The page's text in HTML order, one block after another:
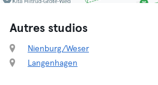
Autres studios
Nienburg/Weser
Langenhagen